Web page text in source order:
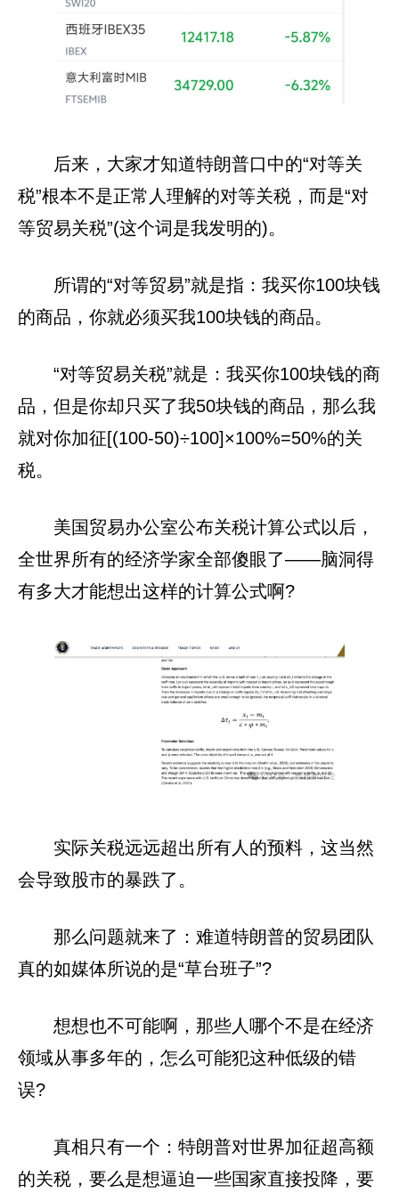
后来，大家才知道特朗普口中的“对等关
税”根本不是正常人理解的对等关税，而是“对
等贸易关税”(这个词是我发明的)。
所谓的“对等贸易”就是指：我买你100块钱
的商品，你就必须买我100块钱的商品。
“对等贸易关税”就是：我买你100块钱的商
品，但是你却只买了我50块钱的商品，那么我
就对你加征[(100-50)÷100]×100%=50%的关
税。
美国贸易办公室公布关税计算公式以后，
全世界所有的经济学家全部傻眼了——脑洞得
有多大才能想出这样的计算公式啊?
实际关税远远超出所有人的预料，这当然
会导致股市的暴跌了。
那么问题就来了：难道特朗普的贸易团队
真的如媒体所说的是“草台班子”?
想想也不可能啊，那些人哪个不是在经济
领域从事多年的，怎么可能犯这种低级的错
误?
真相只有一个：特朗普对世界加征超高额
的关税，要么是想逼迫一些国家直接投降，要